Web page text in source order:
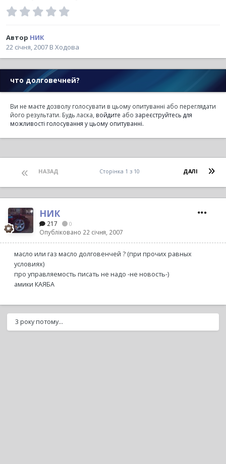
Автор НИК
22 січня, 2007 В Ходова
что долговечней?
Ви не маєте дозволу голосувати в цьому опитуванні або переглядати
його результати. Будь ласка, войдите або зареєструйтесь для
можливості голосування у цьому опитуванні.
НАЗАД ДАЛІ
Сторінка 1 з 10
НИК
217 0
Опубліковано 22 січня, 2007
масло или газ масло долговенчей ? (при прочих равных
условиях)
про управляемость писать не надо -не новость-)
амики КАЯБА
3 року потому...